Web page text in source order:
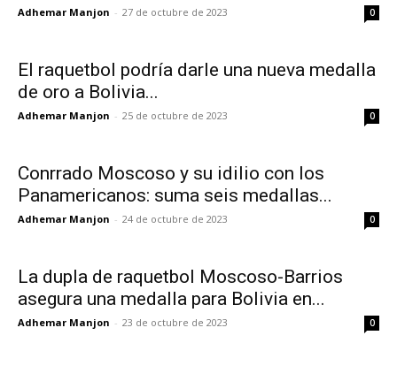
Adhemar Manjon - 27 de octubre de 2023 0
El raquetbol podría darle una nueva medalla
de oro a Bolivia...
Adhemar Manjon - 25 de octubre de 2023 0
Conrrado Moscoso y su idilio con los
Panamericanos: suma seis medallas...
Adhemar Manjon - 24 de octubre de 2023 0
La dupla de raquetbol Moscoso-Barrios
asegura una medalla para Bolivia en...
Adhemar Manjon - 23 de octubre de 2023 0